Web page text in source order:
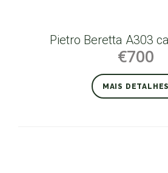
Pietro Beretta A303
€700
MAIS DETALHES